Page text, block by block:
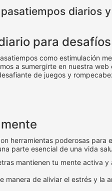
diarios
para
como estimulación
a sumergirte en nuestra
de juegos y
herramientas poderosas
parte esencial de una vida
mantienen tu mente activa
manera de aliviar el estrés y la